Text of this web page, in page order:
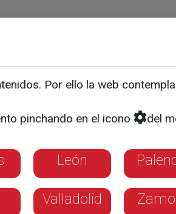
EDUCACIÓN
la forma
profesores elaborarán
Por ello la web
pinchando en el icono
del
León
Valladolid